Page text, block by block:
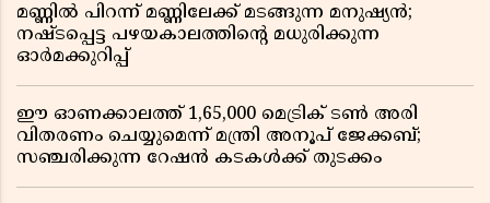
മണ്ണിൽ പിറന്ന് മണ്ണിലേക്ക് മടങ്ങുന്ന മനുഷ്യൻ;
നഷ്ടപ്പെട്ട പഴയകാലത്തിൻ്റെ മധുരിക്കുന്ന
ഓർമക്കുറിപ്പ്
ഈ ഓണക്കാലത്ത് 1,65,000 മെട്രിക് ടൺ അരി
വിതരണം ചെയ്യുമെന്ന് മന്ത്രി അനൂപ് ജേക്കബ്;
സഞ്ചരിക്കുന്ന റേഷൻ കടകൾക്ക് തുടക്കം